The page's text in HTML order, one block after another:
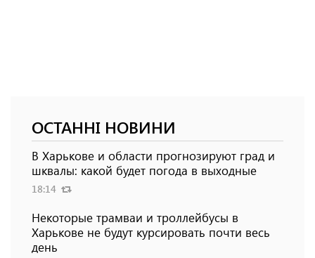
ОСТАННІ НОВИНИ
В Харькове и области прогнозируют град и
шквалы: какой будет погода в выходные
18:14
Некоторые трамваи и троллейбусы в
Харькове не будут курсировать почти весь
день